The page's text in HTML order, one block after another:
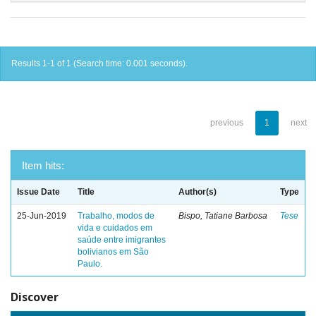
Results 1-1 of 1 (Search time: 0.001 seconds).
previous 1 next
Item hits:
Issue Date Title Author(s) Type
25-Jun-2019
Trabalho, modos de
vida e cuidados em
saúde entre imigrantes
bolivianos em São
Paulo.
Bispo, Tatiane Barbosa Tese
Discover